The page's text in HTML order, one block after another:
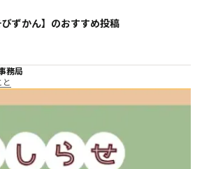
びずかん】のおすすめ投稿
務局